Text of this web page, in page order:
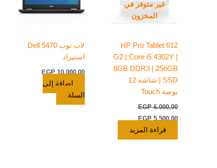
غير متوفر في
المخزون
HP Pro Tablet 612
G2 | Core i5 4302Y |
8GB DDR3 | 256GB
SSD | شاشة 12
بوصة Touch
EGP6.000,00
EGP5.500,00
قراءة المزيد
لاب توب Dell 5470
استيراد
EGP10.000,00
إضافة إلى
السلة